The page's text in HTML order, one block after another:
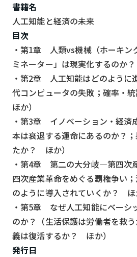
書籍名
人工知能と経済の未来
目次
・第1章 人類vs機械（ホーキン
ミネーター」は現実化するのか
・第2章 人工知能はどのように
代コンピュータの失敗；確率・
ほか）
・第3章 イノベーション・経済
本は衰退する運命にあるのか？
たか？ ほか）
・第4章 第二の大分岐―第四次
四次産業革命をめぐる覇権争い
のように導入されていくか？ ほ
・第5章 なぜ人工知能にベーシ
のか？（生活保護は労働者を救
義は復活するか？ ほか）
発行日